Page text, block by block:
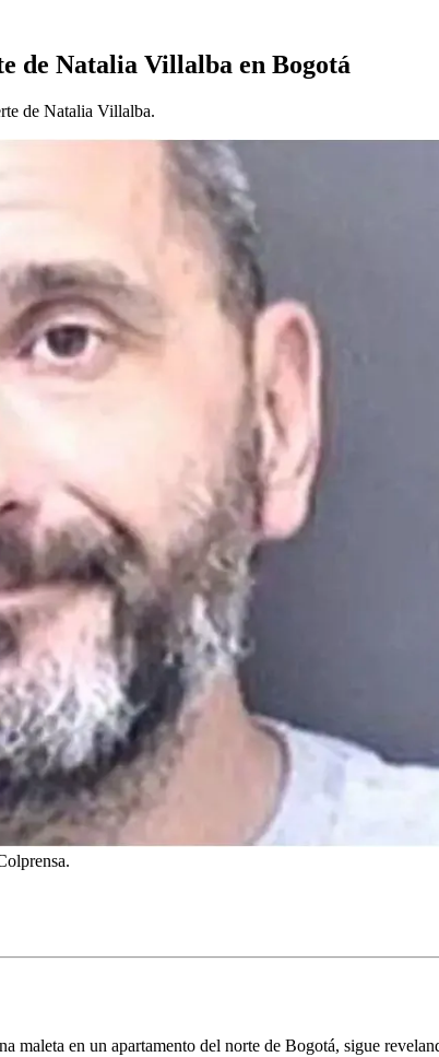
de Natalia Villalba en Bogotá
de Natalia Villalba.
maleta en un apartamento del norte de Bogotá, sigue